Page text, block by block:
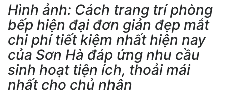
Hình ảnh: Cách trang trí phòng
bếp hiện đại đơn giản đẹp mắt
chi phí tiết kiệm nhất hiện nay
của Sơn Hà đáp ứng nhu cầu
sinh hoạt tiện ích, thoải mái
nhất cho chủ nhân